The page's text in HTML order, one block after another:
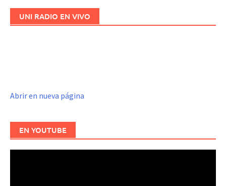
UNI RADIO EN VIVO
Abrir en nueva página
EN YOUTUBE